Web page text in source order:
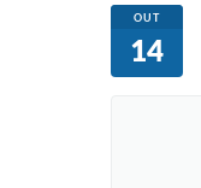
OUT
14